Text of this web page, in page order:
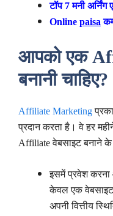
टॉप 7 मनी
Online paisa
आपको एक
बनानी चाहिए?
Affiliate Marketing
प्रदान करता है। वे हर
Affiliate वेबसाइट बनाने
इसमें प्रवेश
केवल एक
अपनी वित्तीय